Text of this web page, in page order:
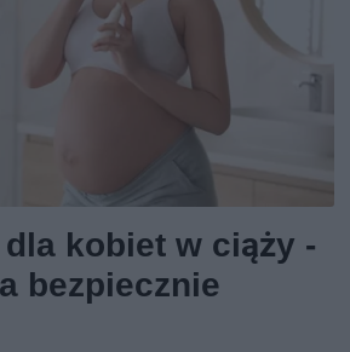
kobiet w ciąży -
bezpiecznie